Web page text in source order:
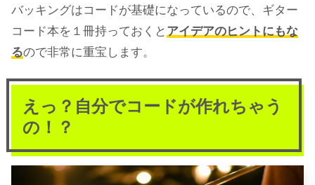
バッキングはコードが基礎になっているので、ギター
コード本を１冊持っておくと アイデアのヒントにもな
るので非常に重宝します。
えっ？自分でコードが作れちゃう
の！？